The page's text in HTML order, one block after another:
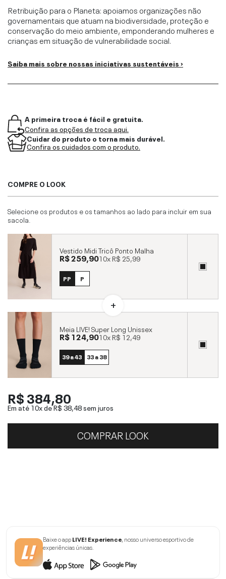
Retribuição para o Planeta: apoiamos organizações não
governamentais que atuam na biodiversidade, proteção e
conservação do meio ambiente, emponderando mulheres e
crianças em situação de vulnerabilidade social.
Saiba mais sobre nossas iniciativas sustentáveis ›
A primeira troca é fácil e gratuita.
Confira as opções de troca aqui.
Cuidar do produto o torna mais durável.
Confira os cuidados com o produto.
COMPRE O LOOK
Selecione os produtos e os tamanhos ao lado para incluir em sua
sacola.
Vestido Midi Tricô Ponto Malha
R$ 259,9010xR$ 25,99
PP P
Meia LIVE! Super Long Unissex
R$ 124,9010xR$ 12,49
39 a 43 33 a 38
R$ 384,80
Em até 10x deR$ 38,48sem juros
COMPRAR LOOK
Baixe o appLIVE! Experience , nosso universo esportivo de
experiências únicas.